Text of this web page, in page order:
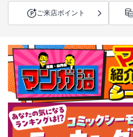
ご来店ポイント